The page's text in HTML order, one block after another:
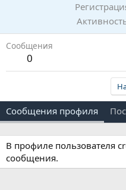
Сообщения
0
Сообщения профиля
В профиле пользователя
сообщения.